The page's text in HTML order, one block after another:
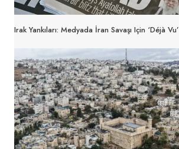
Irak Yankıları: Medyada İran Savaşı Için ‘Déjà Vu’